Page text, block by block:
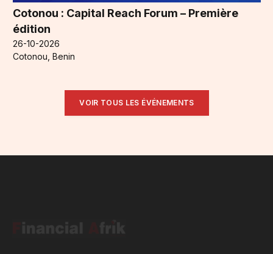
Cotonou : Capital Reach Forum – Première
édition
26-10-2026
Cotonou, Benin
VOIR TOUS LES ÉVÉNEMENTS